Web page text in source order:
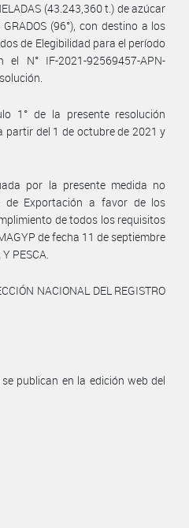
(43.243,360 t.) de azúcar
(96°), con destino a los
de Elegibilidad para el período
N° IF-2021-92569457-APN-
1° de la presente resolución
partir del 1 de octubre de 2021 y
por la presente medida no
de Exportación a favor de los
de todos los requisitos
de fecha 11 de septiembre
PESCA.
NACIONAL DEL REGISTRO
publican en la edición web del